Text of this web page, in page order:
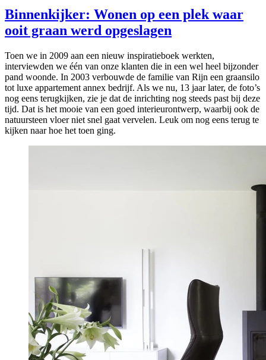
Binnenkijker: Wonen op een plek waar
ooit graan werd opgeslagen
Toen we in 2009 aan een nieuw inspiratieboek werkten,
interviewden we één van onze klanten die in een wel heel bijzonder
pand woonde. In 2003 verbouwde de familie van Rijn een graansilo
tot luxe appartement annex bedrijf. Als we nu, 13 jaar later, de foto’s
nog eens terugkijken, zie je dat de inrichting nog steeds past bij deze
tijd. Dat is het mooie van een goed interieurontwerp, waarbij ook de
natuursteen vloer niet snel gaat vervelen. Leuk om nog eens terug te
kijken naar hoe het toen ging.